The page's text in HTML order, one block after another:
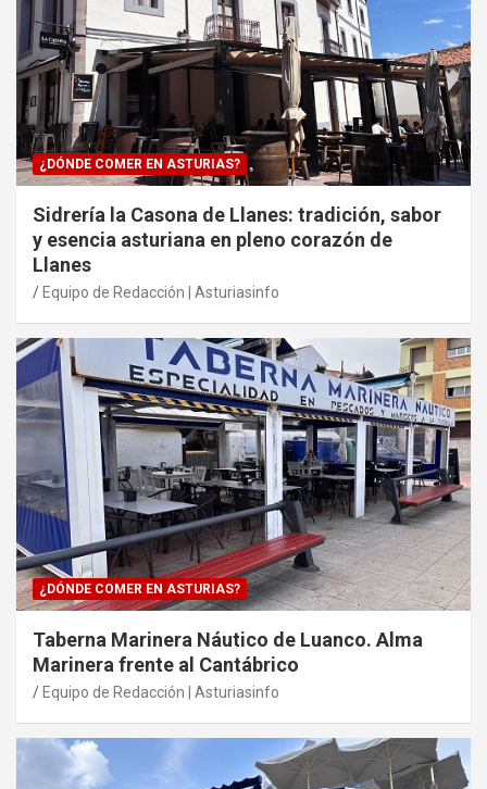
¿DÓNDE COMER EN ASTURIAS?
Sidrería la Casona de Llanes: tradición, sabor
y esencia asturiana en pleno corazón de
Llanes
Equipo de Redacción | Asturiasinfo
¿DÓNDE COMER EN ASTURIAS?
Taberna Marinera Náutico de Luanco. Alma
Marinera frente al Cantábrico
Equipo de Redacción | Asturiasinfo